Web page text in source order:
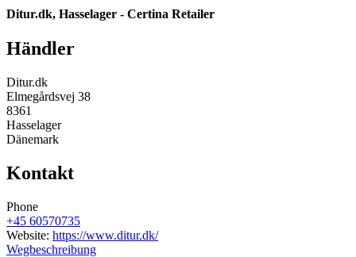
Ditur.dk, Hasselager - Certina Retailer
Händler
Ditur.dk
Elmegårdsvej 38
8361
Hasselager
Dänemark
Kontakt
Phone
+45 60570735
Website: https://www.ditur.dk/
Wegbeschreibung